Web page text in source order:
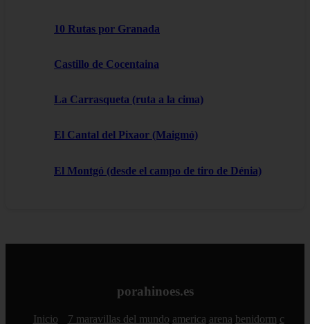
10 Rutas por Granada
Castillo de Cocentaina
La Carrasqueta (ruta a la cima)
El Cantal del Pixaor (Maigmó)
El Montgó (desde el campo de tiro de Dénia)
porahinoes.es
Inicio 7 maravillas del mundo america arena benidorm c